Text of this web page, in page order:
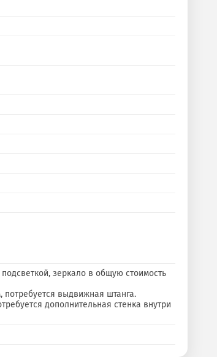
зеркало в общую стоимость
выдвижная штанга.
дополнительная стенка внутри